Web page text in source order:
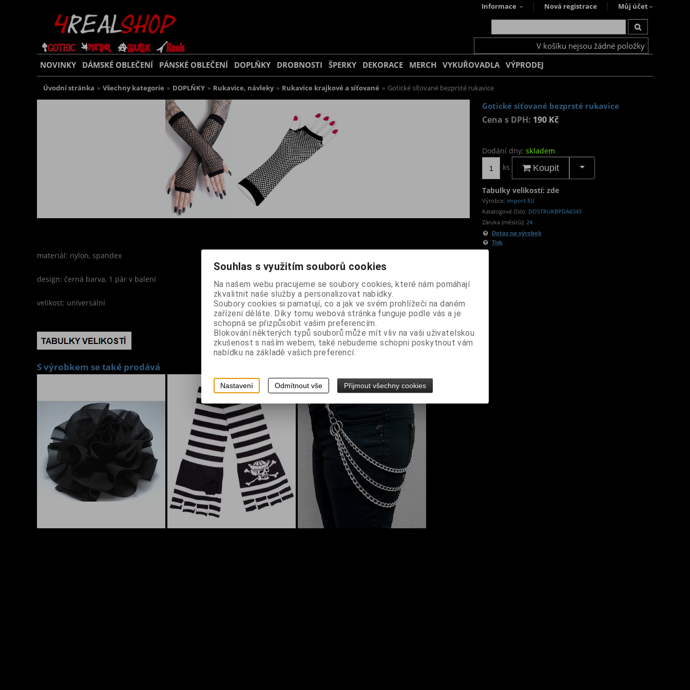
Informace Nová registrace Můj účet
V košíku nejsou žádné položky
NOVINKY DÁMSKÉ OBLEČENÍ PÁNSKÉ OBLEČENÍ DOPLŇKY DROBNOSTI ŠPERKY DEKORACE MERCH VYKUŘOVADLA VÝPRODEJ
Úvodní stránka » Všechny kategorie » DOPLŇKY » Rukavice, návleky » Rukavice krajkové a síťované » Gotické síťované bezprsté rukavice
Gotické síťované bezprsté rukavice
Cena s DPH: 190 Kč
Dodání dny: skladem
ks
Koupit
Tabulky velikostí: zde
Výrobce: import EU
Katalogové číslo: DOSTRUKBPDA6343
Záruka (měsíců): 24
Dotaz na výrobek
Tisk
materiál: nylon, spandex
design: černá barva, 1 pár v balení
velikost: universální
S výrobkem se také prodává
Souhlas s využitím souborů cookies
Na našem webu pracujeme se soubory cookies, které nám pomáhají
zkvalitnit naše služby a personalizovat nabídky.
Soubory cookies si pamatují, co a jak ve svém prohlížeči na daném
zařízení děláte. Díky tomu webová stránka funguje podle vás a je
schopná se přizpůsobit vašim preferencím.
Blokování některých typů souborů může mít vliv na vaši uživatelskou
zkušenost s naším webem, také nebudeme schopni poskytnout vám
nabídku na základě vašich preferencí.
Nastavení Odmítnout vše Přijmout všechny cookies